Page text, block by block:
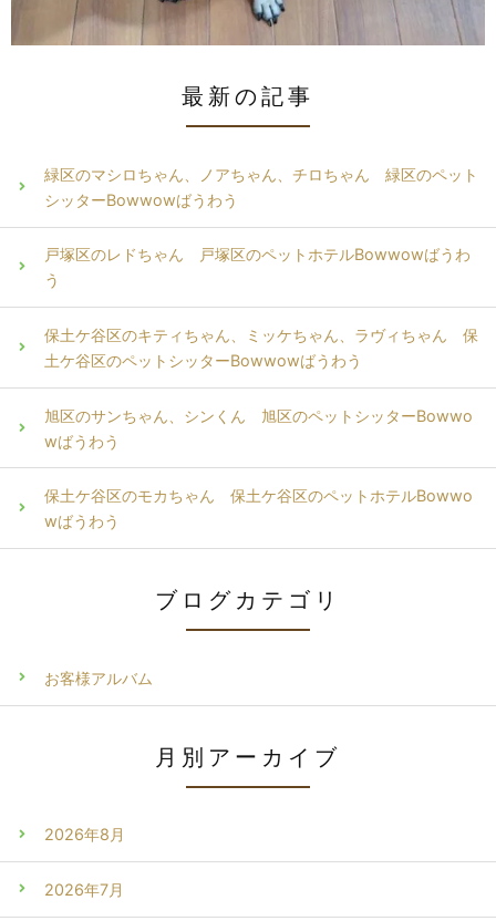
最新の記事
緑区のマシロちゃん、ノアちゃん、チロちゃん 緑区のペット
シッターBowwowばうわう
戸塚区のレドちゃん 戸塚区のペットホテルBowwowばうわ
う
保土ケ谷区のキティちゃん、ミッケちゃん、ラヴィちゃん 保
土ケ谷区のペットシッターBowwowばうわう
旭区のサンちゃん、シンくん 旭区のペットシッターBowwo
wばうわう
保土ケ谷区のモカちゃん 保土ケ谷区のペットホテルBowwo
wばうわう
ブログカテゴリ
お客様アルバム
月別アーカイブ
2026年8月
2026年7月